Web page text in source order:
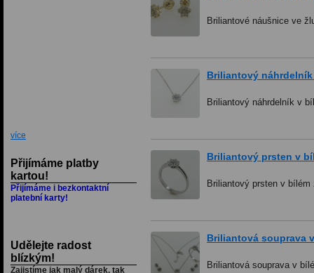
více
Přijímáme platby
kartou!
Přijímáme i bezkontaktní
platební karty!
Udělejte radost
blízkým!
Zajistíme jak malý dárek, tak
Briliantové náušnice ve
Briliantový
Briliantový náhrdelník v
Briliantový prsten v
Briliantový prsten v
Briliantová souprava
Briliantová souprava v